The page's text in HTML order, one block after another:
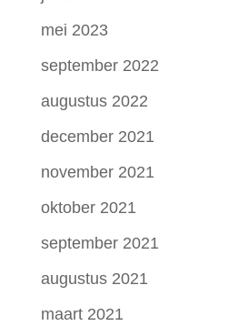
mei 2023
september 2022
augustus 2022
december 2021
november 2021
oktober 2021
september 2021
augustus 2021
maart 2021